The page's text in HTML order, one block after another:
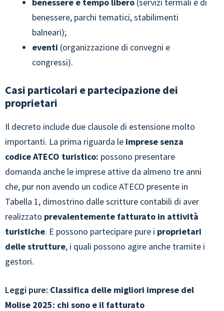
benessere, parchi tematici, stabilimenti
balneari);
eventi (organizzazione di convegni e
congressi).
Casi particolari e partecipazione dei
proprietari
Il decreto include due clausole di estensione molto
importanti. La prima riguarda le imprese senza
codice ATECO turistico: possono presentare
domanda anche le imprese attive da almeno tre anni
che, pur non avendo un codice ATECO presente in
Tabella 1, dimostrino dalle scritture contabili di aver
realizzato prevalentemente fatturato in attività
turistiche. E possono partecipare pure i proprietari
delle strutture, i quali possono agire anche tramite i
gestori.
Leggi pure: Classifica delle migliori imprese del
Molise 2025: chi sono e il fatturato